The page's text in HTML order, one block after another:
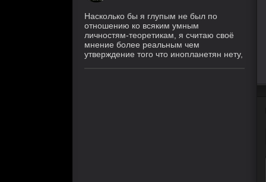
Насколько бы я глупым не был по
отношению ко всяким умным
личностям-теоретикам, я считаю своё
мнение более реальным чем
утверждение того что инопланетян нету,